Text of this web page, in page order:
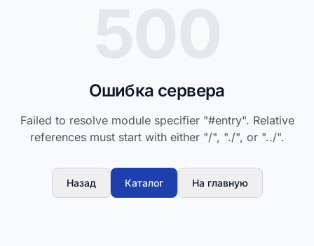
Ошибка сервера
Failed to resolve module specifier "#entry". Relative
references must start with either "/", "./", or "../".
Назад Каталог На главную